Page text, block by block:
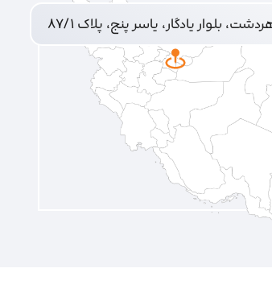
بلوار یادگار، یاسر پنج، پلاک ۸۷/۱